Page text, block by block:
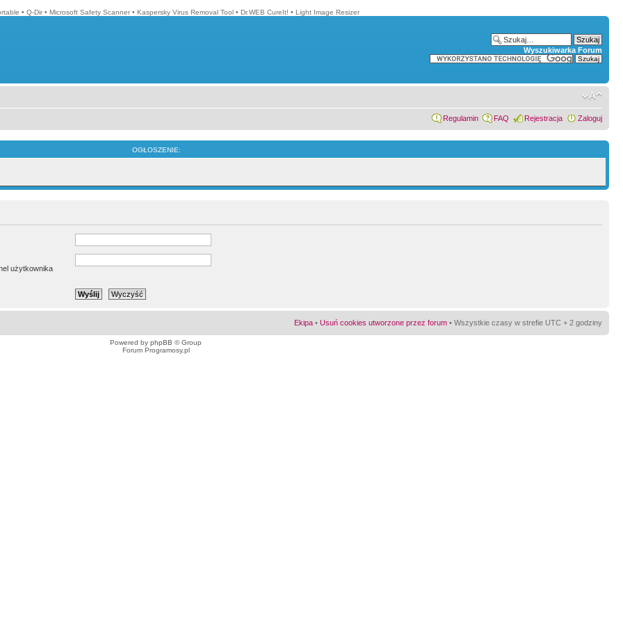
• Q-Dir • Microsoft Safety Scanner • Kaspersky Virus Removal Tool • Dr.WEB CureIt! • Light Image Resizer
Wyszukiwarka Forum
Regulamin FAQ Rejestracja Zaloguj
OGŁOSZENIE:
użytkownika
Ekipa • Usuń cookies utworzone przez forum • Wszystkie czasy w strefie UTC + 2 godziny
Powered by phpBB © Group
Forum Programosy.pl